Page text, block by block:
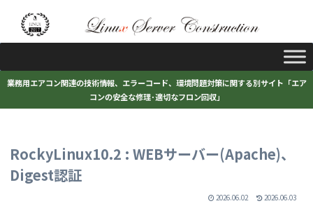
業務用エアコン関連の技術情報、エラーコード、環境問題対策に関する別サイト「エア
コンの安全な修理･適切なフロン回収」
RockyLinux10.2 : WEBサーバー(Apache)、
Digest認証
2026.06.02 2026.06.03